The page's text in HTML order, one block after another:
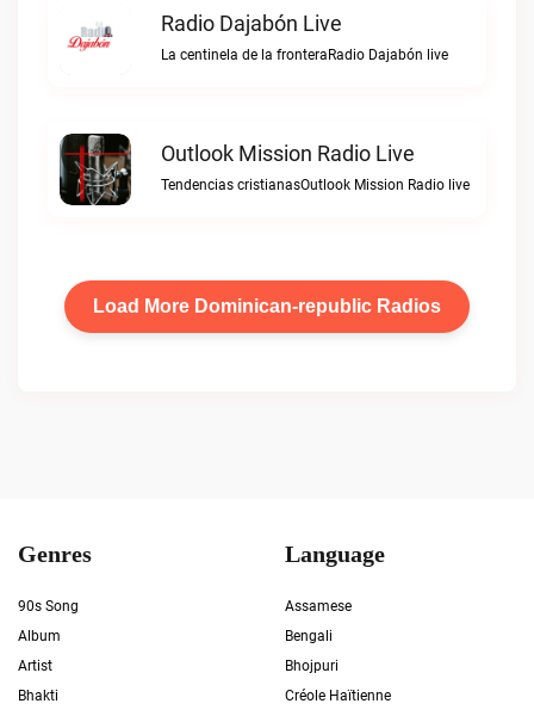
Radio Dajabón Live
La centinela de la fronteraRadio Dajabón live
Outlook Mission Radio Live
Tendencias cristianasOutlook Mission Radio live
Load More Dominican-republic Radios
Genres
90s Song
Album
Artist
Bhakti
Language
Assamese
Bengali
Bhojpuri
Créole Haïtienne